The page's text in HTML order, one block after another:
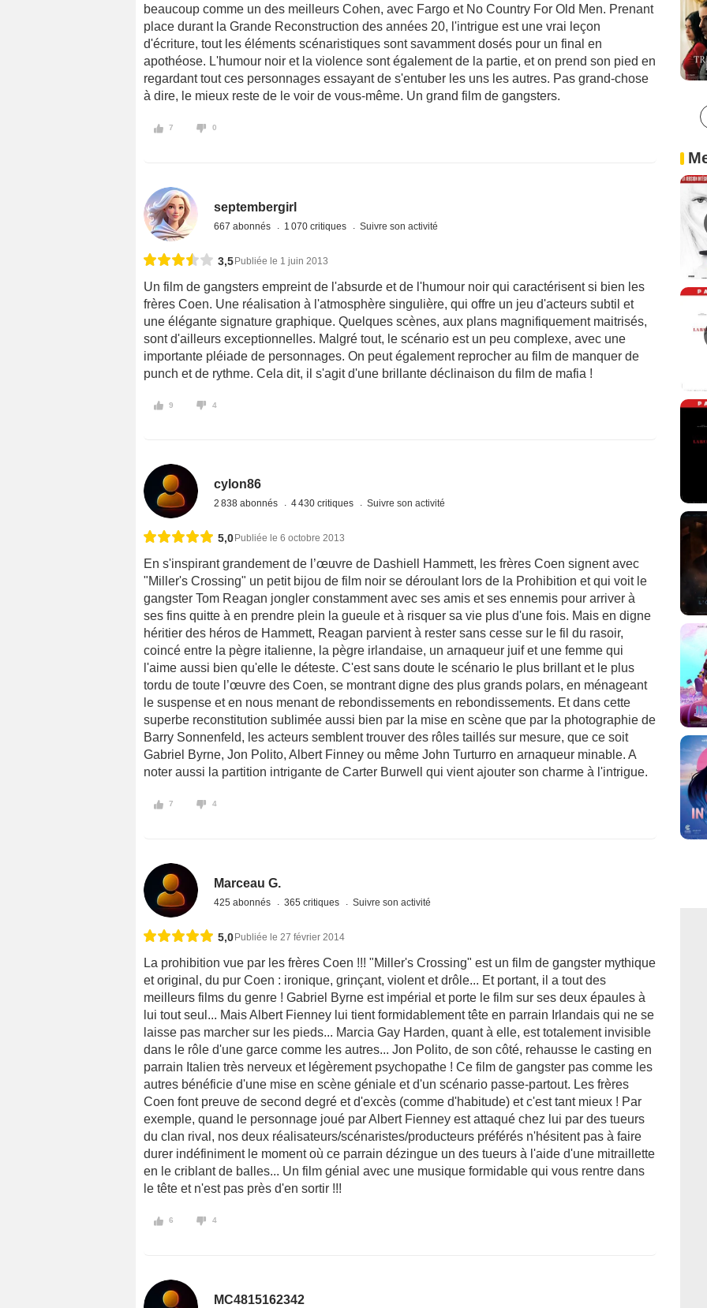
beaucoup comme un des meilleurs Cohen, avec Fargo et No Country For Old Men. Prenant
place durant la Grande Reconstruction des années 20, l'intrigue est une vrai leçon
d'écriture, tout les éléments scénaristiques sont savamment dosés pour un final en
apothéose. L'humour noir et la violence sont également de la partie, et on prend son pied en
regardant tout ces personnages essayant de s'entuber les uns les autres. Pas grand-chose
à dire, le mieux reste de le voir de vous-même. Un grand film de gangsters.
7 0
septembergirl
667 abonnés 1 070 critiques Suivre son activité
3,5Publiée le 1 juin 2013
Un film de gangsters empreint de l'absurde et de l'humour noir qui caractérisent si bien les
frères Coen. Une réalisation à l'atmosphère singulière, qui offre un jeu d'acteurs subtil et
une élégante signature graphique. Quelques scènes, aux plans magnifiquement maitrisés,
sont d'ailleurs exceptionnelles. Malgré tout, le scénario est un peu complexe, avec une
importante pléiade de personnages. On peut également reprocher au film de manquer de
punch et de rythme. Cela dit, il s'agit d'une brillante déclinaison du film de mafia !
9 4
cylon86
2 838 abonnés 4 430 critiques Suivre son activité
5,0 Publiée le 6 octobre 2013
En s'inspirant grandement de l’œuvre de Dashiell Hammett, les frères Coen signent avec
"Miller's Crossing" un petit bijou de film noir se déroulant lors de la Prohibition et qui voit le
gangster Tom Reagan jongler constamment avec ses amis et ses ennemis pour arriver à
ses fins quitte à en prendre plein la gueule et à risquer sa vie plus d'une fois. Mais en digne
héritier des héros de Hammett, Reagan parvient à rester sans cesse sur le fil du rasoir,
coincé entre la pègre italienne, la pègre irlandaise, un arnaqueur juif et une femme qui
l'aime aussi bien qu'elle le déteste. C'est sans doute le scénario le plus brillant et le plus
tordu de toute l’œuvre des Coen, se montrant digne des plus grands polars, en ménageant
le suspense et en nous menant de rebondissements en rebondissements. Et dans cette
superbe reconstitution sublimée aussi bien par la mise en scène que par la photographie de
Barry Sonnenfeld, les acteurs semblent trouver des rôles taillés sur mesure, que ce soit
Gabriel Byrne, Jon Polito, Albert Finney ou même John Turturro en arnaqueur minable. A
noter aussi la partition intrigante de Carter Burwell qui vient ajouter son charme à l'intrigue.
7 4
Marceau G.
425 abonnés 365 critiques Suivre son activité
5,0 Publiée le 27 février 2014
La prohibition vue par les frères Coen !!! "Miller's Crossing" est un film de gangster mythique
et original, du pur Coen : ironique, grinçant, violent et drôle... Et portant, il a tout des
meilleurs films du genre ! Gabriel Byrne est impérial et porte le film sur ses deux épaules à
lui tout seul... Mais Albert Fienney lui tient formidablement tête en parrain Irlandais qui ne se
laisse pas marcher sur les pieds... Marcia Gay Harden, quant à elle, est totalement invisible
dans le rôle d'une garce comme les autres... Jon Polito, de son côté, rehausse le casting en
parrain Italien très nerveux et légèrement psychopathe ! Ce film de gangster pas comme les
autres bénéficie d'une mise en scène géniale et d'un scénario passe-partout. Les frères
Coen font preuve de second degré et d'excès (comme d'habitude) et c'est tant mieux ! Par
exemple, quand le personnage joué par Albert Fienney est attaqué chez lui par des tueurs
du clan rival, nos deux réalisateurs/scénaristes/producteurs préférés n'hésitent pas à faire
durer indéfiniment le moment où ce parrain dézingue un des tueurs à l'aide d'une mitraillette
en le criblant de balles... Un film génial avec une musique formidable qui vous rentre dans
le tête et n'est pas près d'en sortir !!!
6 4
MC4815162342